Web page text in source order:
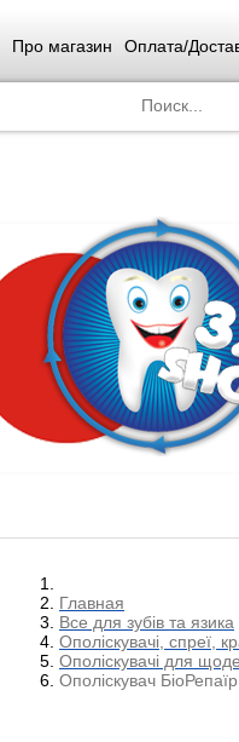
Про магазин Оплата/
Главная
Все для зубів та язика
Ополіскувачі, спреї,
Ополіскувачі для
Ополіскувач